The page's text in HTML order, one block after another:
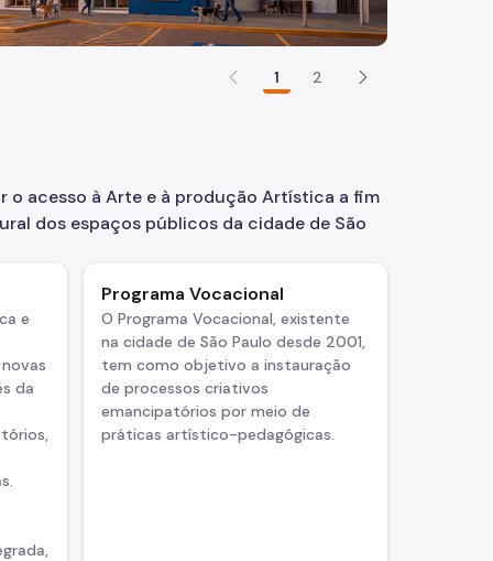
1 2
o acesso à Arte e à produção Artística a fim
dos espaços públicos da cidade de São
e
da
Programa Vocacional
O Programa Vocacional, existente
na cidade de São Paulo desde 2001,
tem como objetivo a instauração
de processos criativos
emancipatórios por meio de
práticas artístico-pedagógicas.